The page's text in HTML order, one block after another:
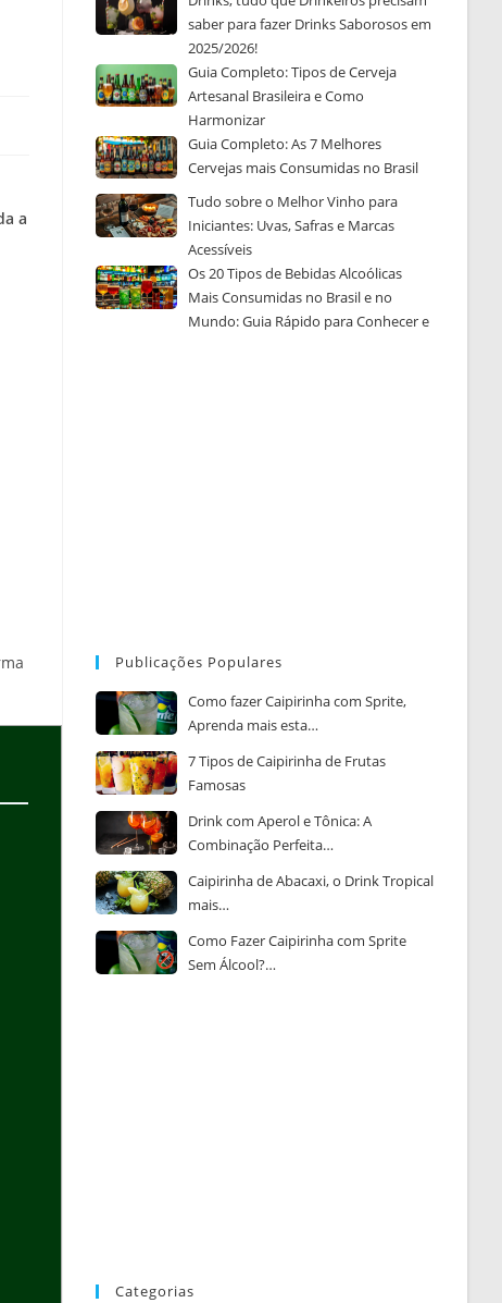
a
saber para fazer Drinks Saborosos em
2025/2026!
Guia Completo: Tipos de Cerveja
Artesanal Brasileira e Como
Harmonizar
Guia Completo: As 7 Melhores
Cervejas mais Consumidas no Brasil
Tudo sobre o Melhor Vinho para
Iniciantes: Uvas, Safras e Marcas
Acessíveis
Os 20 Tipos de Bebidas Alcoólicas
Mais Consumidas no Brasil e no
Mundo: Guia Rápido para Conhecer e
Publicações Populares
Como fazer Caipirinha com Sprite,
Aprenda mais esta…
7 Tipos de Caipirinha de Frutas
Famosas
Drink com Aperol e Tônica: A
Combinação Perfeita…
Caipirinha de Abacaxi, o Drink Tropical
mais…
Como Fazer Caipirinha com Sprite
Sem Álcool?…
Categorias